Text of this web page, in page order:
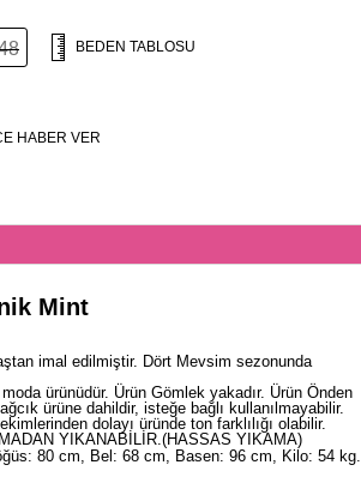
BEDEN TABLOSU
HABER VER
Mint
imal edilmiştir. Dört Mevsim sezonunda
ürünüdür. Ürün Gömlek yakadır. Ürün Önden
ürüne dahildir, isteğe bağlı kullanılmayabilir.
dolayı üründe ton farklılığı olabilir.
YIKANABİLİR.(HASSAS YIKAMA)
80 cm, Bel: 68 cm, Basen: 96 cm, Kilo: 54 kg.